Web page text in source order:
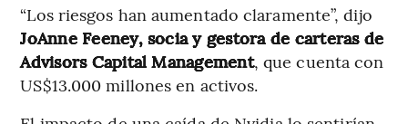
“Los riesgos han aumentado claramente”, dijo
JoAnne Feeney, socia y gestora de carteras de
Advisors Capital Management, que cuenta con
US$13.000 millones en activos.